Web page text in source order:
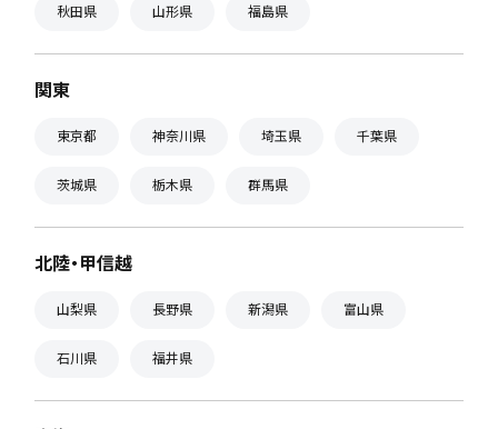
秋田県 山形県 福島県
関東
東京都 神奈川県 埼玉県 千葉県
茨城県 栃木県 群馬県
北陸・甲信越
山梨県 長野県 新潟県 富山県
石川県 福井県